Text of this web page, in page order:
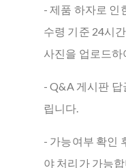
- 제품 하자로 인
수령 기준 24시
사진을 업로드하
- Q&A 게시판
립니다.
- 가능여부 확인
야 처리가 가능합